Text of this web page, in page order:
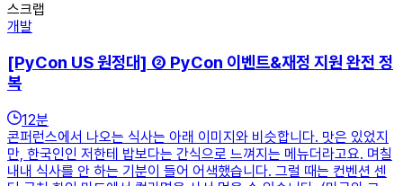
스크랩
개발
[PyCon US 원정대] ② PyCon 이벤트&재정 지원 완전 정
복
12분
콘퍼런스에서 나오는 식사는 아래 이미지와 비슷합니다. 맛은 있었지
만, 한국인인 저한테 밥보다는 간식으로 느껴지는 메뉴더라고요. 며칠
내내 식사를 안 하는 기분이 들어 어색했습니다. 그럴 때는 컨벤션 센